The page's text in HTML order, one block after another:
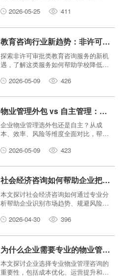
2026-05-25
411
教育咨询行业新趋势：非许可审批类服务如何助力学校发展？
探索非许可审批类教育咨询服务的新机
遇，了解这类服务如何帮助学校降低合
展。2026-05-09 426
物业管理外包 vs 自主管理：哪种方式更适合你的企业？
企业物业管理选外包还是自主？从成
本、效率、风险等维度全面对比，帮你
2026-05-09
423
社会经济咨询如何帮助企业把握市场机遇？
本文探讨社会经济咨询如何通过专业分
析帮助企业识别市场趋势、规避风险并
2026-04-30
396
为什么企业需要专业的物业管理咨询？
本文探讨企业选择专业物业管理咨询的
重要性，包括成本优化、运营提升和风